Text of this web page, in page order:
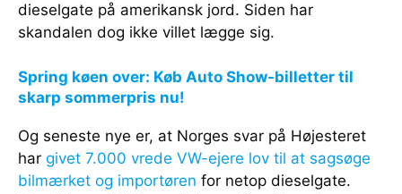
dieselgate på amerikansk jord. Siden har
skandalen dog ikke villet lægge sig.
Spring køen over: Køb Auto Show-billetter til
skarp sommerpris nu!
Og seneste nye er, at Norges svar på Højesteret
har givet 7.000 vrede VW-ejere lov til at sagsøge
bilmærket og importøren for netop dieselgate.